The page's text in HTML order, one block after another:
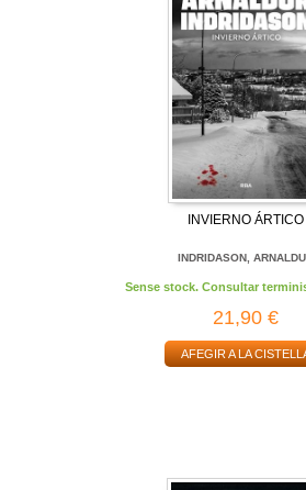
INVIERNO ÁRTICO
INDRIDASON,
Sense stock. Consultar
21,90 €
AFEGIR A LA